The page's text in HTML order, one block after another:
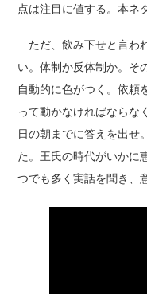
点は注目に値する。本ネ
ただ、飲み下せと言わ
い。体制か反体制か。そ
自動的に色がつく。依頼
って動かなければなら
日の朝までに答えを出せ
た。王氏の時代がいかに
つでも多く実話を聞き、